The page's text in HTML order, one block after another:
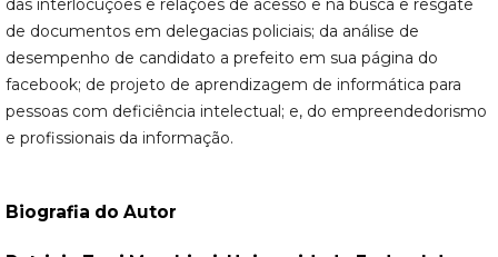
das interlocuções e relações de acesso e na busca e resgate
de documentos em delegacias policiais; da análise de
desempenho de candidato a prefeito em sua página do
facebook; de projeto de aprendizagem de informática para
pessoas com deficiência intelectual; e, do empreendedorismo
e profissionais da informação.
Biografia do Autor